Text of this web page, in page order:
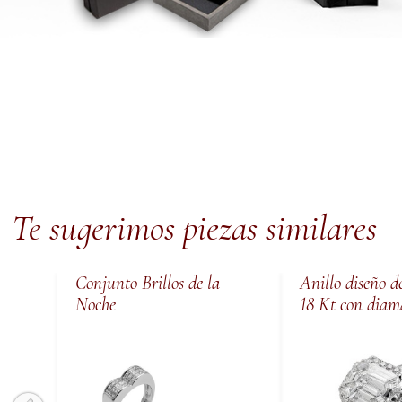
Te sugerimos piezas similares
Conjunto Brillos de la
Noche
Anillo diseño
18 Kt con